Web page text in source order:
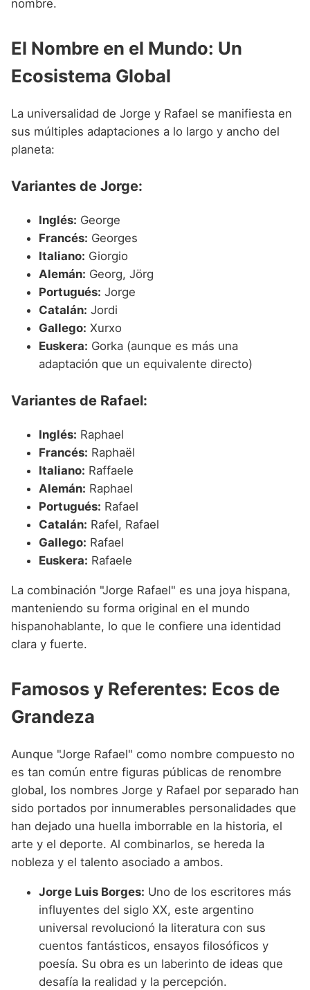
nombre.
El Nombre en el Mundo: Un
Ecosistema Global
La universalidad de Jorge y Rafael se manifiesta en
sus múltiples adaptaciones a lo largo y ancho del
planeta:
Variantes de Jorge:
Inglés: George
Francés: Georges
Italiano: Giorgio
Alemán: Georg, Jörg
Portugués: Jorge
Catalán: Jordi
Gallego: Xurxo
Euskera: Gorka (aunque es más una
adaptación que un equivalente directo)
Variantes de Rafael:
Inglés: Raphael
Francés: Raphaël
Italiano: Raffaele
Alemán: Raphael
Portugués: Rafael
Catalán: Rafel, Rafael
Gallego: Rafael
Euskera: Rafaele
La combinación "Jorge Rafael" es una joya hispana,
manteniendo su forma original en el mundo
hispanohablante, lo que le confiere una identidad
clara y fuerte.
Famosos y Referentes: Ecos de
Grandeza
Aunque "Jorge Rafael" como nombre compuesto no
es tan común entre figuras públicas de renombre
global, los nombres Jorge y Rafael por separado han
sido portados por innumerables personalidades que
han dejado una huella imborrable en la historia, el
arte y el deporte. Al combinarlos, se hereda la
nobleza y el talento asociado a ambos.
Jorge Luis Borges: Uno de los escritores más
influyentes del siglo XX, este argentino
universal revolucionó la literatura con sus
cuentos fantásticos, ensayos filosóficos y
poesía. Su obra es un laberinto de ideas que
desafía la realidad y la percepción.